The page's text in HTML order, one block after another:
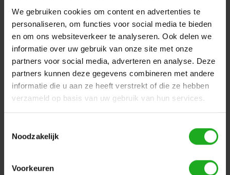
We gebruiken cookies om content en advertenties te
personaliseren, om functies voor social media te bieden
en om ons websiteverkeer te analyseren. Ook delen we
informatie over uw gebruik van onze site met onze
partners voor social media, adverteren en analyse. Deze
partners kunnen deze gegevens combineren met andere
informatie die u aan ze heeft verstrekt of die ze hebben
verzameld op basis van uw gebruik van hun services.
Noodzakelijk
Voorkeuren
Deze transformator is geschikt voor een Dolphin M500
zonder Bluetooth.
Deze trafo wordt zonder kabel met stekker geleverd.
Dit vind je misschien ook leuk
Items van productcarrousel